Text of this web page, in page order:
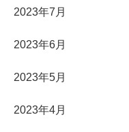
2023年7月
2023年6月
2023年5月
2023年4月